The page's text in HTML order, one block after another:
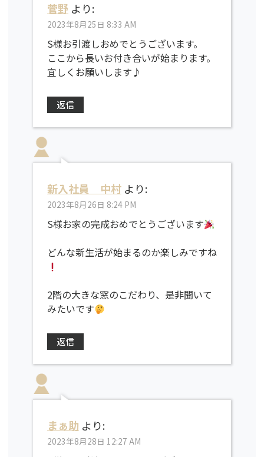
菅野 より:
2023年8月25日 8:33 AM
S様お引渡しおめでとうございます。
ここから長いお付き合いが始まります。
宜しくお願いします♪
返信
新入社員 中村 より:
2023年8月26日 8:24 PM
S様お家の完成おめでとうございます
どんな新生活が始まるのか楽しみですね
2階の大きな窓のこだわり、是非聞いて
みたいです
返信
まぁ助 より:
2023年8月28日 12:27 AM